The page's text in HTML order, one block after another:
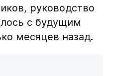
руководство
с будущим
месяцев назад.